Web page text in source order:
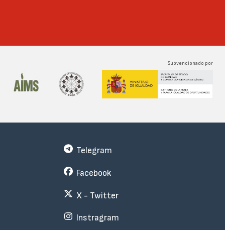
Subvencionado por
Telegram
Facebook
X - Twitter
Instragram